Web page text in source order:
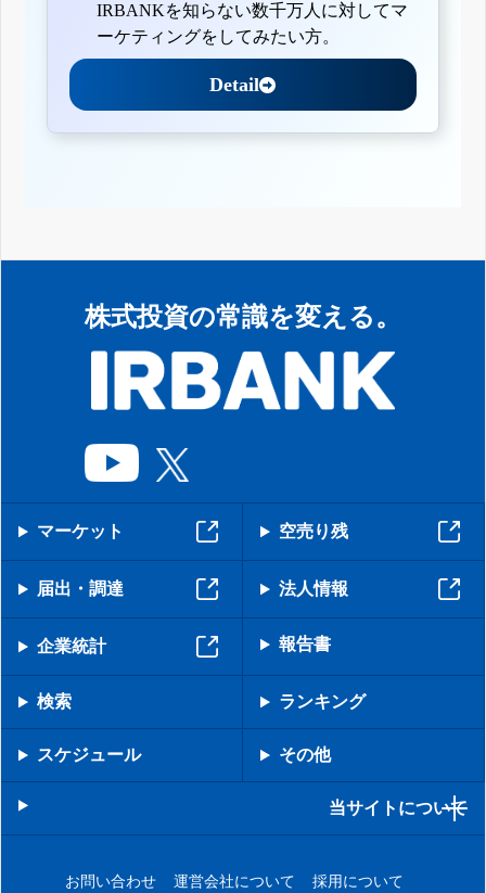
IRBANKを知らない数千万人に対してマ
ーケティングをしてみたい方。
Detail
株式投資の常識を変える。
マーケット 空売り残
届出・調達 法人情報
企業統計 報告書
検索 ランキング
スケジュール その他
当サイトについて
お問い合わせ 運営会社について 採用について